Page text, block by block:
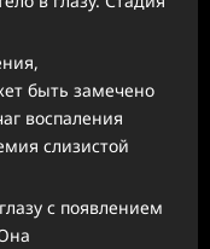
быть замечено
воспаления
слизистой
с появлением